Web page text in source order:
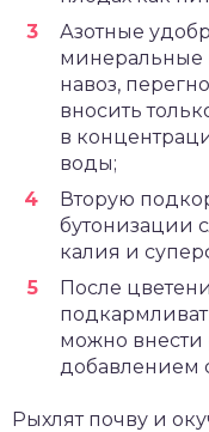
Азотные
минеральные
навоз,
вносить
в
воды;
Вторую
бутонизации
калия и
После
можно внести
добавлением
Рыхлят почву и